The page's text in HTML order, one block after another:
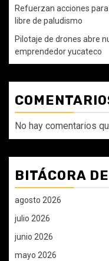
Refuerzan acciones
libre de paludismo
Pilotaje de drones abre
emprendedor yucateco
No hay comentarios
BITÁCORA
agosto 2026
julio 2026
junio 2026
mayo 2026